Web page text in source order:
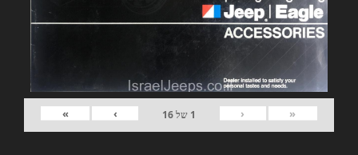
«
‹
1 של16
›
»